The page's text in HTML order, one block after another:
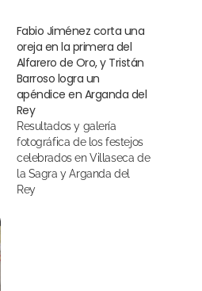
Fabio Jiménez corta una
oreja en la primera del
Alfarero de Oro, y Tristán
Barroso logra un
apéndice en Arganda del
Rey
Resultados y galería
fotográfica de los festejos
celebrados en Villaseca de
la Sagra y Arganda del
Rey